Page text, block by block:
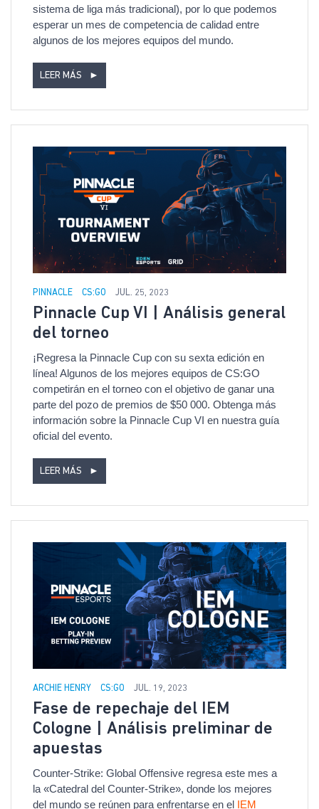
sistema de liga más tradicional), por lo que podemos
esperar un mes de competencia de calidad entre
algunos de los mejores equipos del mundo.
LEER MÁS ►
PINNACLE CS:GO JUL. 25, 2023
Pinnacle Cup VI | Análisis general
del torneo
¡Regresa la Pinnacle Cup con su sexta edición en
línea! Algunos de los mejores equipos de CS:GO
competirán en el torneo con el objetivo de ganar una
parte del pozo de premios de $50 000. Obtenga más
información sobre la Pinnacle Cup VI en nuestra guía
oficial del evento.
LEER MÁS ►
ARCHIE HENRY CS:GO JUL. 19, 2023
Fase de repechaje del IEM
Cologne | Análisis preliminar de
apuestas
Counter-Strike: Global Offensive regresa este mes a
la «Catedral del Counter-Strike», donde los mejores
del mundo se reúnen para enfrentarse en el IEM